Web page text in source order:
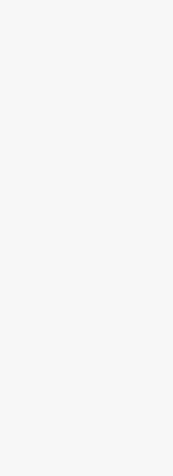
amigos
momentos
dirão, que
arenas.
roupas
“Vel caeco
Portanto,
Enfim meu
frase: “Ad
circenses”
Esperarei